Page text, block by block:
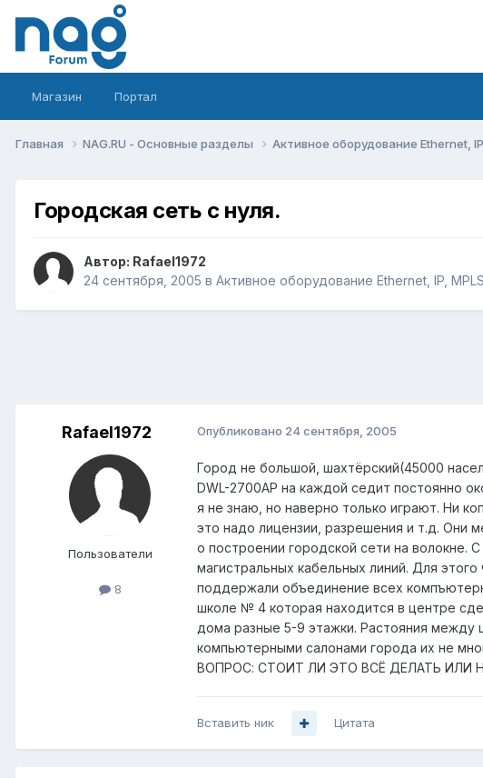
Магазин Портал
Главная NAG.RU - Основные разделы Активное оборудование Ethernet,
Городская сеть с нуля.
Автор: Rafael1972
24 сентября, 2005 в Активное оборудование Ethernet, IP,
Rafael1972
Пользователи
8
Опубликовано 24 сентября, 2005
Город не большой, шахтёрский(45000
DWL-2700AP на каждой седит постоянно
я не знаю, но наверно только играют. Ни
это надо лицензии, разрешения и т.д. Они
о построении городской сети на
магистральных кабельных линий. Для
поддержали объединение всех
школе № 4 которая находится в центре
дома разные 5-9 этажки. Растояния
компьютерными салонами города их не
ВОПРОС: СТОИТ ЛИ ЭТО ВСЁ ДЕЛАТЬ ИЛИ
Вставить ник Цитата